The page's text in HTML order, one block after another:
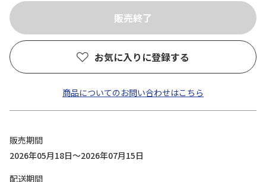
お気に入りに登録する
商品についてのお問い合わせはこちら
販売期間
2026年05月18日～2026年07月15日
配送期間